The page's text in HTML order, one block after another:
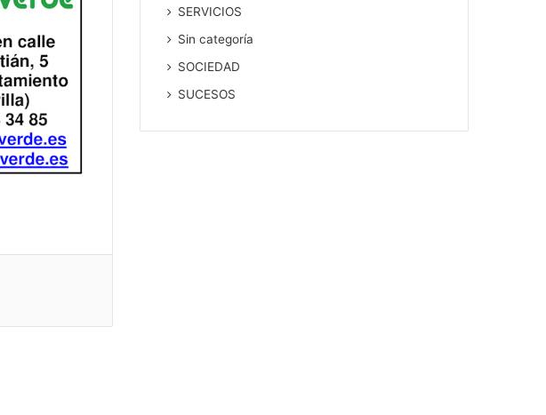
SERVICIOS
Sin categoría
SOCIEDAD
SUCESOS